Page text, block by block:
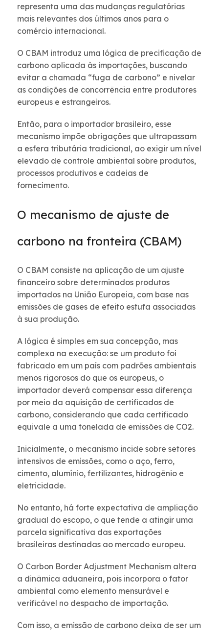
representa uma das mudanças regulatórias
mais relevantes dos últimos anos para o
comércio internacional.
O CBAM introduz uma lógica de precificação de
carbono aplicada às importações, buscando
evitar a chamada “fuga de carbono” e nivelar
as condições de concorrência entre produtores
europeus e estrangeiros.
Então, para o importador brasileiro, esse
mecanismo impõe obrigações que ultrapassam
a esfera tributária tradicional, ao exigir um nível
elevado de controle ambiental sobre produtos,
processos produtivos e cadeias de
fornecimento.
O mecanismo de ajuste de
carbono na fronteira (CBAM)
O CBAM consiste na aplicação de um ajuste
financeiro sobre determinados produtos
importados na União Europeia, com base nas
emissões de gases de efeito estufa associadas
à sua produção.
A lógica é simples em sua concepção, mas
complexa na execução: se um produto foi
fabricado em um país com padrões ambientais
menos rigorosos do que os europeus, o
importador deverá compensar essa diferença
por meio da aquisição de certificados de
carbono, considerando que cada certificado
equivale a uma tonelada de emissões de CO2.
Inicialmente, o mecanismo incide sobre setores
intensivos de emissões, como o aço, ferro,
cimento, alumínio, fertilizantes, hidrogênio e
eletricidade.
No entanto, há forte expectativa de ampliação
gradual do escopo, o que tende a atingir uma
parcela significativa das exportações
brasileiras destinadas ao mercado europeu.
O Carbon Border Adjustment Mechanism altera
a dinâmica aduaneira, pois incorpora o fator
ambiental como elemento mensurável e
verificável no despacho de importação.
Com isso, a emissão de carbono deixa de ser um